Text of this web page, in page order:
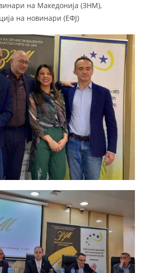
на Македонија (ЗНМ),
на новинари (ЕФЈ)